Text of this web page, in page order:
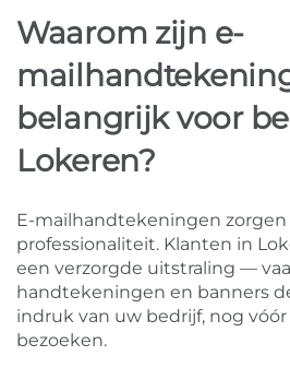
Waarom zijn e-
belangrijk voor
Lokeren?
E-mailhandtekeningen zorgen
professionaliteit. Klanten in
een verzorgde uitstraling —
handtekeningen en banners
indruk van uw bedrijf, nog
bezoeken.